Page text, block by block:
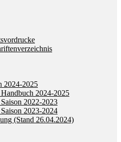
2024-2025
2024-2025
2022-2023
2023-2024
(Stand 26.04.2024)